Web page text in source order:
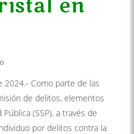
en
2024.- Como parte de las
de delitos, elementos
(SSP), a través de
por delitos contra la